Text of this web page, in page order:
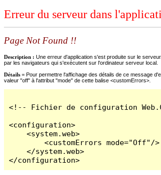
Erreur du serveur dans
Page Not Found !!
Description : Une erreur d'application s'est produite sur le
par les navigateurs qui s'exécutent sur l'ordinateur serveur local.
Détails = Pour permettre l'affichage des détails de ce message
valeur "off" à l'attribut "mode" de cette balise <customErrors>.
<!-- Fichier de configuration
<configuration>
    <system.web>
        <customErrors mode="Off"/>
    </system.web>
</configuration>